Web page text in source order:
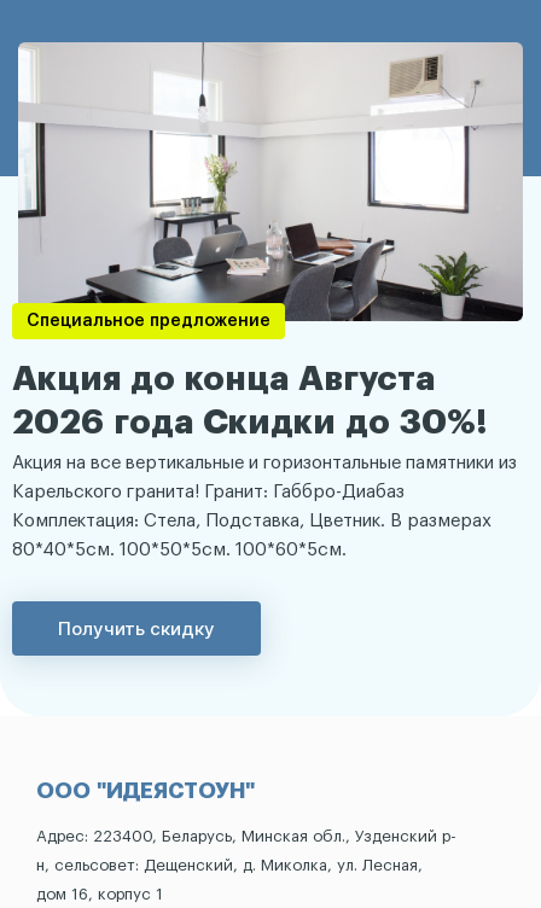
Специальное предложение
Акция до конца Августа
2026 года Скидки до 30%!
Акция на все вертикальные и горизонтальные памятники из
Карельского гранита! Гранит: Габбро-Диабаз
Комплектация: Стела, Подставка, Цветник. В размерах
80*40*5см. 100*50*5см. 100*60*5см.
Получить скидку
ООО "ИДЕЯСТОУН"
Адрес: 223400, Беларусь, Минская обл., Узденский р-
н, сельсовет: Дещенский, д. Миколка, ул. Лесная,
дом 16, корпус 1